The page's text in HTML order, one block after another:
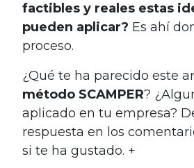
factibles y reales estas
pueden aplicar? Es ahí
proceso.
¿Qué te ha parecido este
método SCAMPER?
aplicado en tu empresa?
respuesta en los
si te ha gustado. +